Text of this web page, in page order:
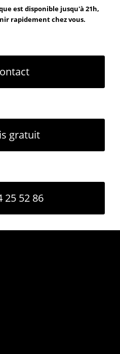
est disponible jusqu'à 21h,
rapidement chez vous.
gratuit
25 52 86